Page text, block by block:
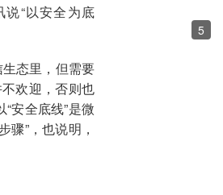
“以安全为底
态里，但需要
欢迎，否则也
安全底线”是微
”，也说明，
5